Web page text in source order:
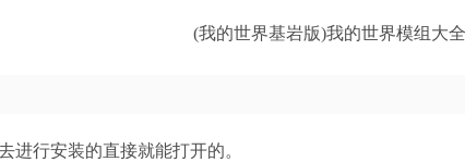
进行安装的直接就能打开的。